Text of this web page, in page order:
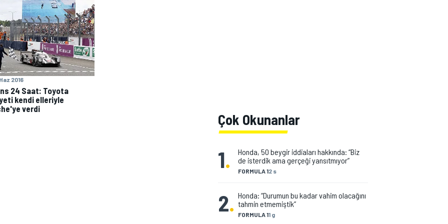
2016
24 Saat: Toyota
kendi elleriyle
verdi
Çok Okunanlar
1. FORMULA 12 s
Honda, 50 beygir iddiaları hakkında: “Biz
de isterdik ama gerçeği yansıtmıyor”
2. FORMULA 11 g
Honda: “Durumun bu kadar vahim olacağını
tahmin etmemiştik”